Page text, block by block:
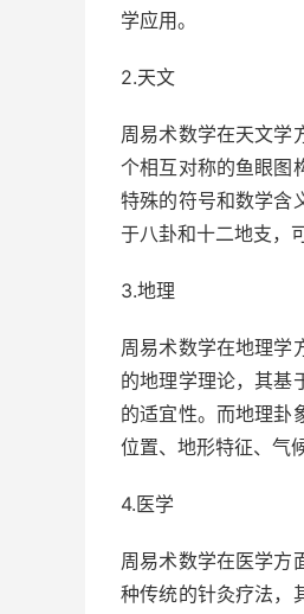
学应用。
2.天文
周易术数学在天文学
个相互对称的鱼眼图
特殊的符号和数学含
于八卦和十二地支，
3.地理
周易术数学在地理学
的地理学理论，其基
的适宜性。而地理卦
位置、地形特征、气
4.医学
周易术数学在医学方
种传统的针灸疗法，